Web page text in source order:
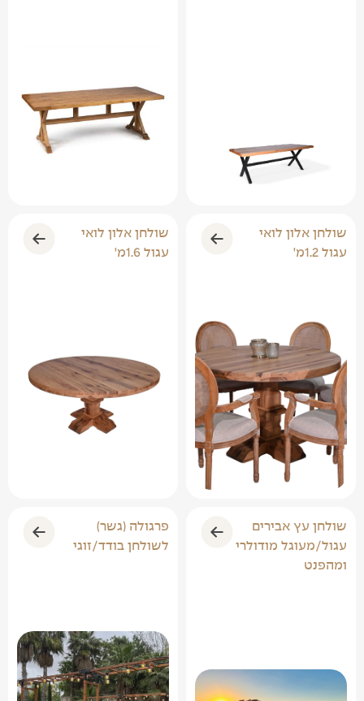
שולחן אלון לואי
עגול 1.2מ'
שולחן אלון לואי
עגול 1.6מ'
שולחן עץ אבירים
עגול/מעוגל מודולרי
ומהפנט
פרגולה (גשר)
לשולחן בודד/זוגי